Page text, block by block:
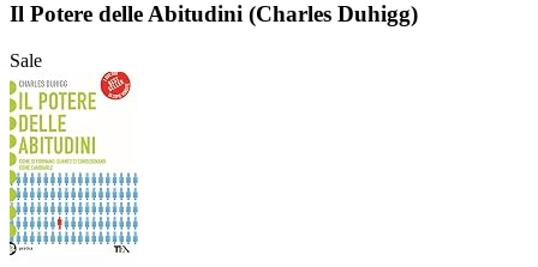
Il Potere delle Abitudini (Charles Duhigg)
Sale